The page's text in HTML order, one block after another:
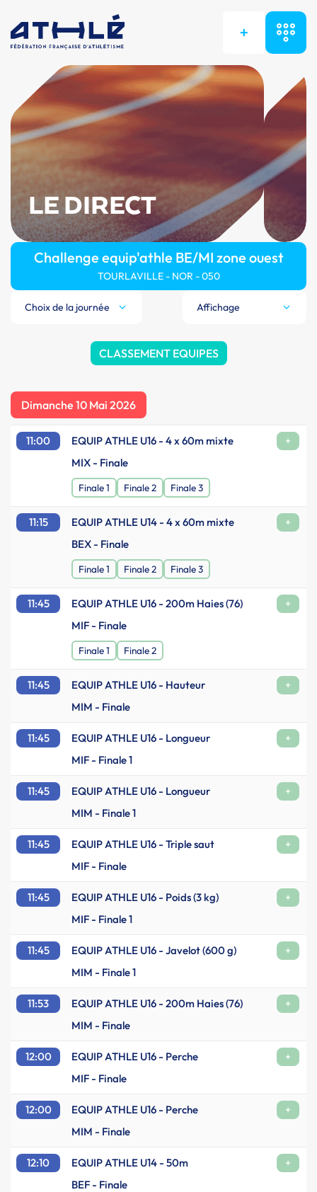
+
LE DIRECT
Challenge equip'athle BE/MI zone ouest
TOURLAVILLE - NOR - 050
Choix de la journée Affichage
CLASSEMENT EQUIPES
Dimanche 10 Mai 2026
11:00 EQUIP ATHLE U16 - 4 x 60m mixte
+
MIX - Finale
Finale 1 Finale 2 Finale 3
11:15 EQUIP ATHLE U14 - 4 x 60m mixte
+
BEX - Finale
Finale 1 Finale 2 Finale 3
11:45 EQUIP ATHLE U16 - 200m Haies (76)
+
MIF - Finale
Finale 1 Finale 2
11:45 EQUIP ATHLE U16 - Hauteur
+
MIM - Finale
11:45 EQUIP ATHLE U16 - Longueur
+
MIF - Finale 1
11:45 EQUIP ATHLE U16 - Longueur
+
MIM - Finale 1
11:45 EQUIP ATHLE U16 - Triple saut
+
MIF - Finale
11:45 EQUIP ATHLE U16 - Poids (3 kg)
+
MIF - Finale 1
11:45 EQUIP ATHLE U16 - Javelot (600 g)
+
MIM - Finale 1
11:53 EQUIP ATHLE U16 - 200m Haies (76)
+
MIM - Finale
12:00 EQUIP ATHLE U16 - Perche
+
MIF - Finale
12:00 EQUIP ATHLE U16 - Perche
+
MIM - Finale
12:10 EQUIP ATHLE U14 - 50m
+
BEF - Finale